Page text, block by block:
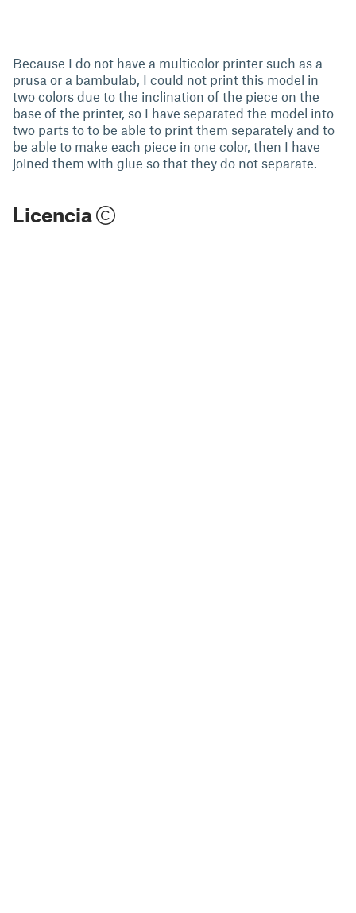
Because I do not have a multicolor printer such as a
prusa or a bambulab, I could not print this model in
two colors due to the inclination of the piece on the
base of the printer, so I have separated the model into
two parts to to be able to print them separately and to
be able to make each piece in one color, then I have
joined them with glue so that they do not separate.
Licencia